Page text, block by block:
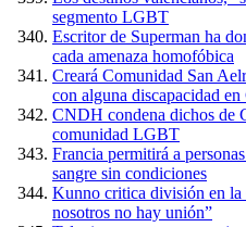
segmento LGBT
Escritor de Superman ha
cada amenaza homofóbica
Creará Comunidad San
con alguna discapacidad en
CNDH condena dichos de
comunidad LGBT
Francia permitirá a
sangre sin condiciones
Kunno critica división en
nosotros no hay unión”